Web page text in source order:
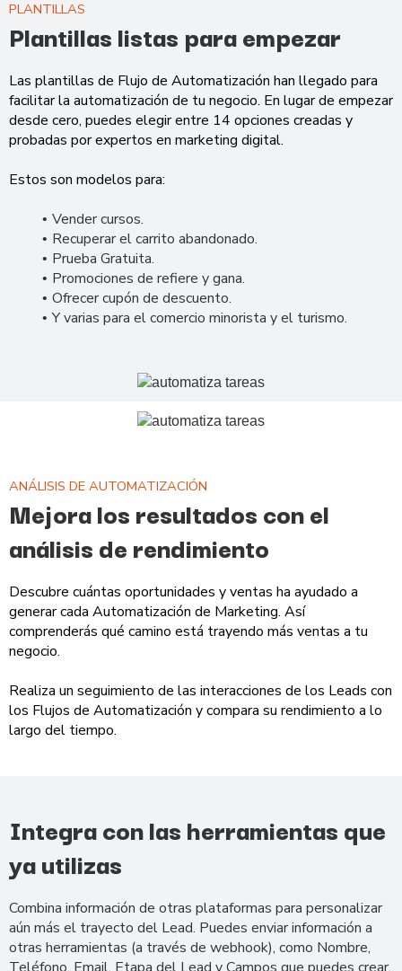
PLANTILLAS
Plantillas listas para empezar
Las plantillas de Flujo de Automatización han llegado para
facilitar la automatización de tu negocio. En lugar de empezar
desde cero, puedes elegir entre 14 opciones creadas y
probadas por expertos en marketing digital.
Estos son modelos para:
Vender cursos.
Recuperar el carrito abandonado.
Prueba Gratuita.
Promociones de refiere y gana.
Ofrecer cupón de descuento.
Y varias para el comercio minorista y el turismo.
ANÁLISIS DE AUTOMATIZACIÓN
Mejora los resultados con el
análisis de rendimiento
Descubre cuántas oportunidades y ventas ha ayudado a
generar cada Automatización de Marketing. Así
comprenderás qué camino está trayendo más ventas a tu
negocio.
Realiza un seguimiento de las interacciones de los Leads con
los Flujos de Automatización y compara su rendimiento a lo
largo del tiempo.
Integra con las herramientas que
ya utilizas
Combina información de otras plataformas para personalizar
aún más el trayecto del Lead. Puedes enviar información a
otras herramientas (a través de webhook), como Nombre,